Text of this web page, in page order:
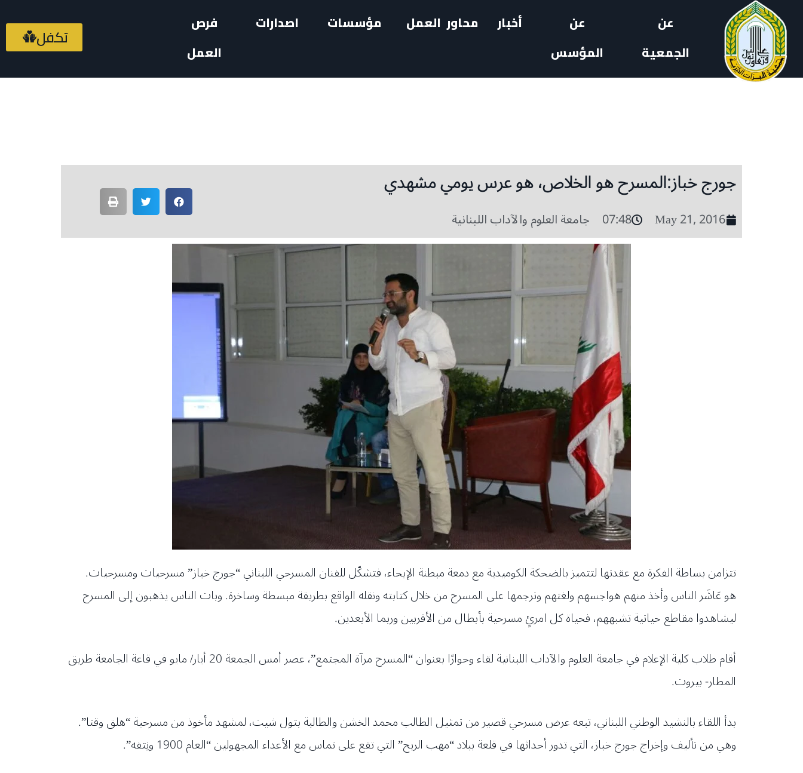
عن
الجمعية
عن
المؤسس
أخبار محاور العمل مؤسسات اصدارات
فرص
العمل
تكفل
جورج خباز:المسرح هو الخلاص، هو عرس يومي مشهدي
May 21, 2016
07:48 جامعة العلوم والآداب اللبنانية
تتزامن بساطة الفكرة مع عقدتها لتتميز بالضحكة الكوميدية مع دمعة مبطنة الإيحاء، فتشكّل للفنان المسرحي اللبناني “جورج خباز” مسرحيات ومسرحيات.
هو عَاشَر الناس وأخذ منهم هواجسهم ولغتهم وترجمها على المسرح من خلال كتابته ونقله الواقع بطريقة مبسطة وساخرة. وبات الناس يذهبون إلى المسرح
ليشاهدوا مقاطع حياتية تشبههم، فحياة كل امرئٍ مسرحية بأبطال من الأقربين وربما الأبعدين.
أقام طلاب كلية الإعلام في جامعة العلوم والآداب اللبنانية لقاء وحوارًا بعنوان “المسرح مرآة المجتمع”، عصر أمس الجمعة 20 أيار/ مايو في قاعة الجامعة طريق
المطار- بيروت.
بدأ اللقاء بالنشيد الوطني اللبناني، تبعه عرض مسرحي قصير من تمثيل الطالب محمد الخشن والطالبة بتول شيت، لمشهد مأخوذ من مسرحية “هلق وقتا”.
وهي من تأليف وإخراج جورج خباز، التي تدور أحداثها في قلعة ببلاد “مهب الريح” التي تقع على تماس مع الأعداء المجهولين “العام 1900 ونِتفه”.